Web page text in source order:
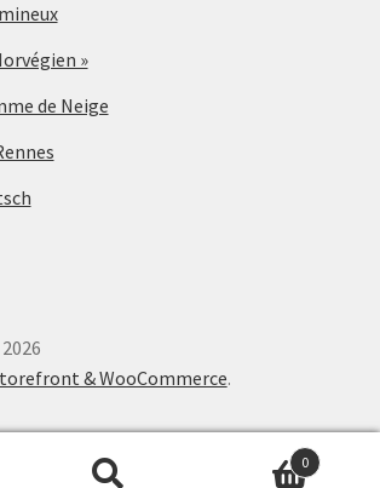
»
de Neige
& WooCommerce.
0